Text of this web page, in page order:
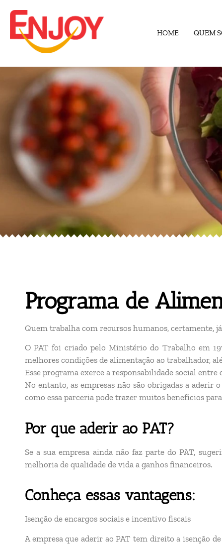
HOME QUEM
Programa de
Quem trabalha com recursos humanos, certamente,
O PAT foi criado pelo Ministério do Trabalho em
melhores condições de alimentação ao trabalhador,
Esse programa exerce a responsabilidade social
No entanto, as empresas não são obrigadas a aderir
como essa parceria pode trazer muitos benefícios
Por que aderir ao PAT?
Se a sua empresa ainda não faz parte do PAT,
melhoria de qualidade de vida a ganhos financeiros.
Conheça essas vantagens:
Isenção de encargos sociais e incentivo fiscais
A empresa que aderir ao PAT tem direito a isenção